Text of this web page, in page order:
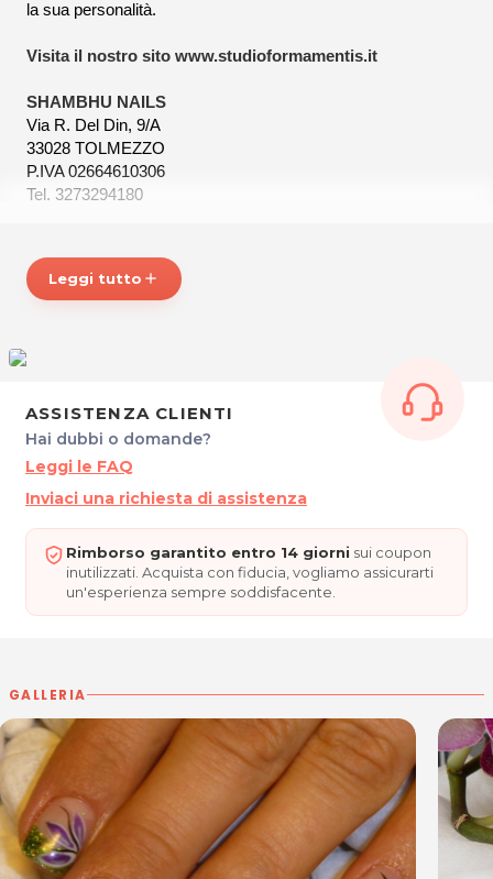
la sua personalità.
Visita il nostro sito www.studioformamentis.it
SHAMBHU NAILS
Via R. Del Din, 9/A
33028 TOLMEZZO
P.IVA 02664610306
Tel. 3273294180
acquisto scrivi a
posta@espevia.it
Leggi tutto add
ASSISTENZA CLIENTI
Hai dubbi o domande?
Leggi le FAQ
Inviaci una richiesta di assistenza
Rimborso garantito entro 14 giorni sui coupon
inutilizzati. Acquista con fiducia, vogliamo assicurarti
un'esperienza sempre soddisfacente.
GALLERIA